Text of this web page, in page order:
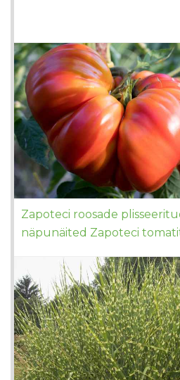
Zapoteci roosade
näpunäited Zapoteci